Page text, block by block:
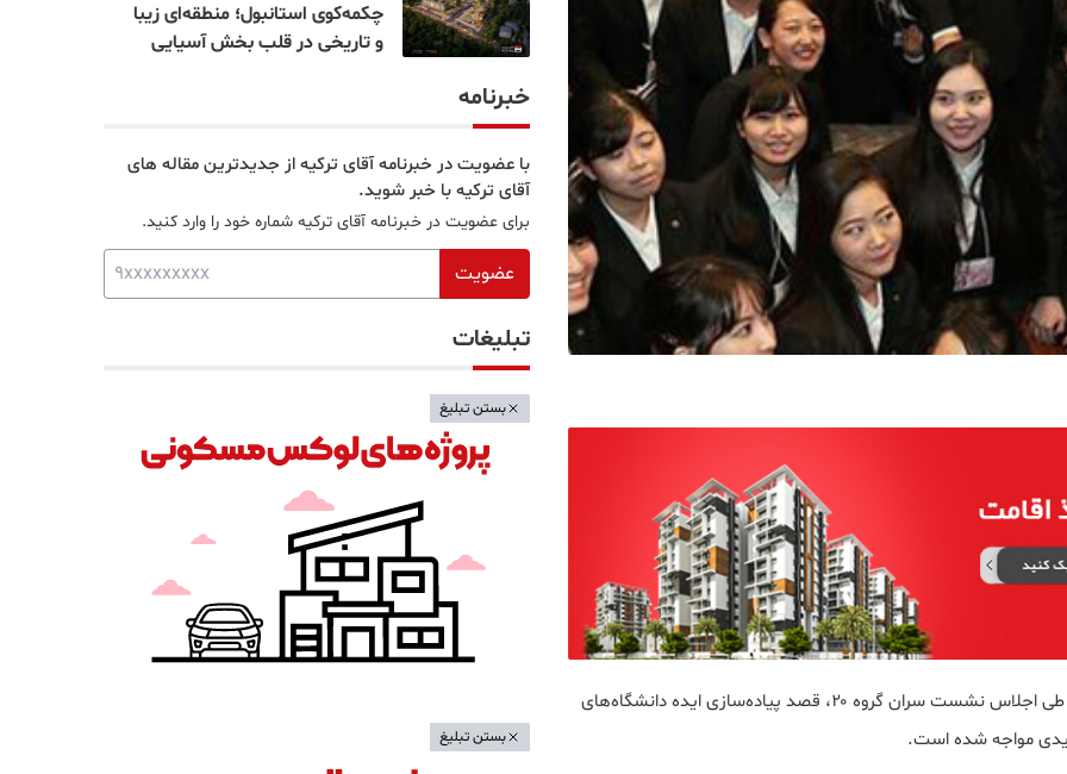
رجب طیب اردوغان، پس از بازدیدش از دانشگاه "بانوان ژاپن" طی اجلاس نشست سران گروه ۲۰، قصد پیاده‌سازی ایده دانشگاه‌های
مواجه شده است.
چکمه‌کوی استانبول؛ منطقه‌ای زیبا
و تاریخی در قلب بخش آسیایی
خبرنامه
با عضویت در خبرنامه آقای ترکیه از جدیدترین مقاله های
آقای ترکیه با خبر شوید.
برای عضویت در خبرنامه آقای ترکیه شماره خود را وارد کنید.
عضویت
تبلیغات
بستن تبلیغ
بستن تبلیغ